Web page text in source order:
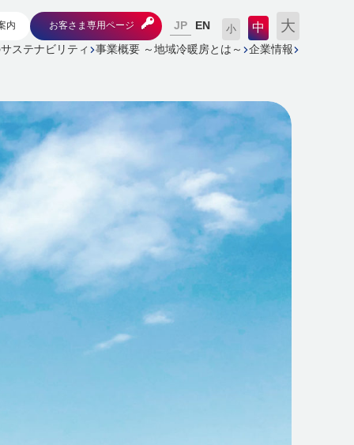
内 お客さま専用ページ JP EN 小 中 大
ステナビリティ 事業概要 ～地域冷暖房とは～ 企業情報